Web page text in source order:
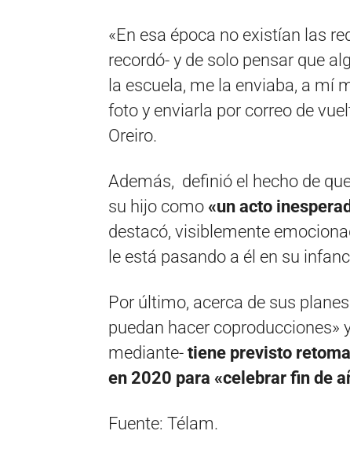
«En esa época no existían las
recordó- y de solo pensar que
la escuela, me la enviaba, a mí
foto y enviarla por correo de
Oreiro.
Además, definió el hecho de
su hijo como «un acto
destacó, visiblemente
le está pasando a él en su
Por último, acerca de sus
puedan hacer coproducciones»
mediante- tiene previsto
en 2020 para «celebrar fin de
Fuente: Télam.